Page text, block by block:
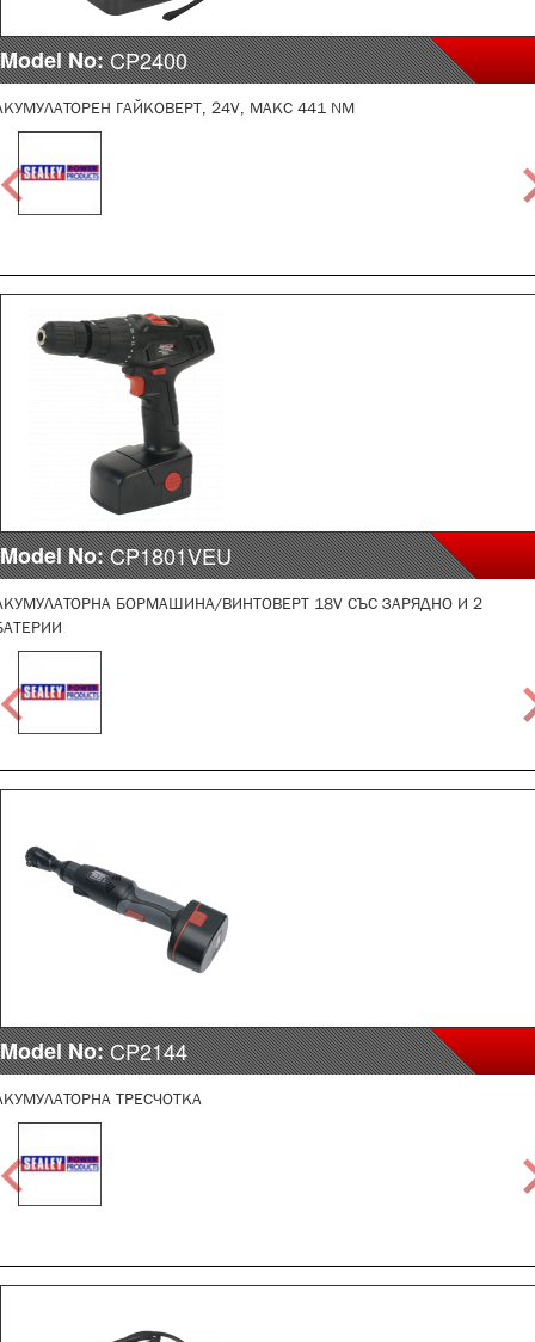
Model No:CP2400
ГАЙКОВЕРТ, 24V, МАКС 441 NM
Model No:CP1801VEU
БОРМАШИНА/ВИНТОВЕРТ 18V СЪС ЗАРЯДНО И 2
Model No:CP2144
ТРЕСЧОТКА